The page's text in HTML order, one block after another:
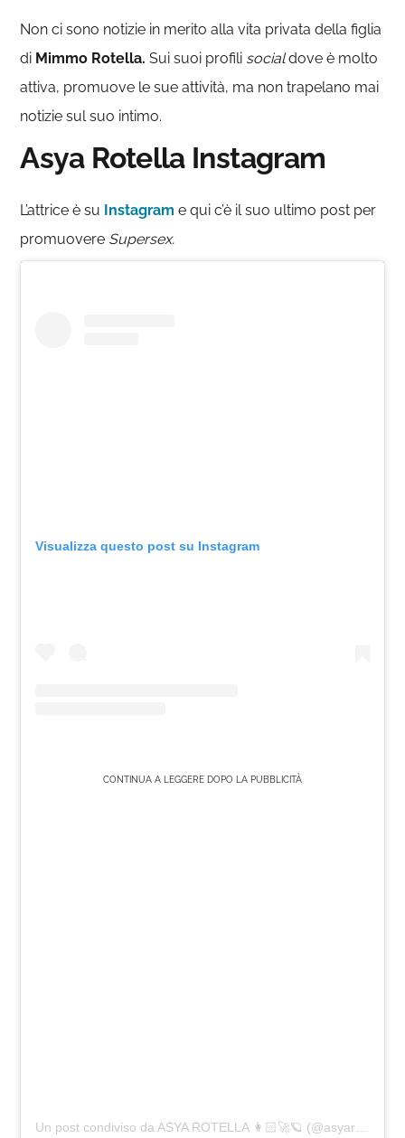
Non ci sono notizie in merito alla vita privata della figlia
di Mimmo Rotella.Sui suoi profili socialdove è molto
attiva, promuove le sue attività, ma non trapelano mai
notizie sul suo intimo.
Asya Rotella Instagram
L’attrice è su Instagram e qui c’è il suo ultimo post per
promuovere Supersex.
Visualizza questo post su Instagram
CONTINUA A LEGGERE DOPO LA PUBBLICITÀ